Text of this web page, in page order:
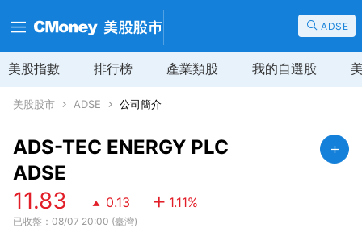
ADSE
美股指數 排行榜 產業類股 我的自選股
美股股市 ADSE 公司簡介
ADS-TEC ENERGY PLC
ADSE
11.83 0.13 1.11%
已收盤：08/07 20:00 (臺灣)